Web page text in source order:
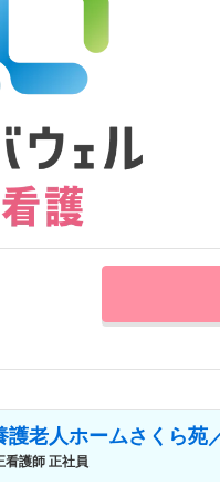
護老人ホームさくら
護師 正社員